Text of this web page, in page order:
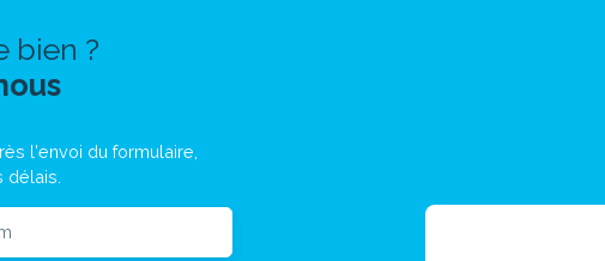
bien ?
l'envoi du formulaire,